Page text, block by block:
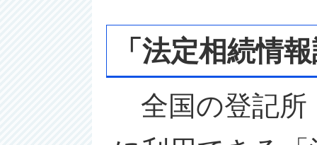
「法定相続情
全国の登記所